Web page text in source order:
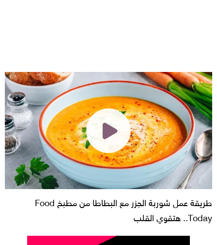
طريقة عمل شوربة الجزر مع البطاطا من مطبخ Food
Today.. هتقوي القلب